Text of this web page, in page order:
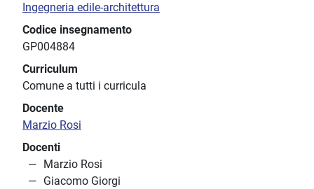
Ingegneria edile-architettura
Codice insegnamento
GP004884
Curriculum
Comune a tutti i curricula
Docente
Marzio Rosi
Docenti
Marzio Rosi
Giacomo Giorgi